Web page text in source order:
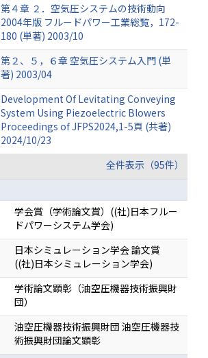
第４章 ２．空気圧システムの技術動向
2004年版 フルードパワー工業総覧，172-
180 (単著) 2003/10
第２、５，６章 空気圧システム入門 (単
著) 2003/04
Development Of Levitating Conveying
System Using Piezoelectric Blowers
Proceedings of JFPS2024,1-5頁 (共著)
2024/10/23
全件表示（95件）
学会賞（学術論文賞）((社)日本フルー
ドパワーシステム学会)
日本シミュレーション学会 論文賞
((社)日本シミュレーション学会)
学術論文顕彰（油空圧機器技術振興財
団）
油空圧機器技術振興財団 油空圧機器技
術振興財団論文顕彰